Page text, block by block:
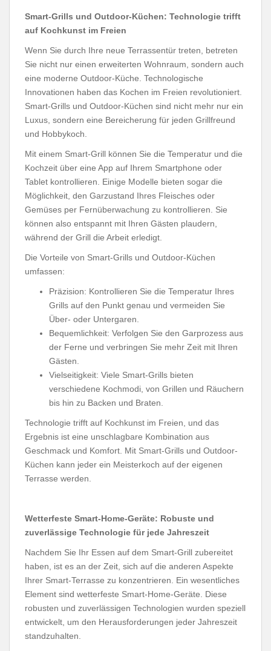
Smart-Grills und Outdoor-Küchen: Technologie trifft
auf Kochkunst im Freien
Wenn Sie durch Ihre neue Terrassentür treten, betreten
Sie nicht nur einen erweiterten Wohnraum, sondern auch
eine moderne Outdoor-Küche. Technologische
Innovationen haben das Kochen im Freien revolutioniert.
Smart-Grills und Outdoor-Küchen sind nicht mehr nur ein
Luxus, sondern eine Bereicherung für jeden Grillfreund
und Hobbykoch.
Mit einem Smart-Grill können Sie die Temperatur und die
Kochzeit über eine App auf Ihrem Smartphone oder
Tablet kontrollieren. Einige Modelle bieten sogar die
Möglichkeit, den Garzustand Ihres Fleisches oder
Gemüses per Fernüberwachung zu kontrollieren. Sie
können also entspannt mit Ihren Gästen plaudern,
während der Grill die Arbeit erledigt.
Die Vorteile von Smart-Grills und Outdoor-Küchen
umfassen:
Präzision: Kontrollieren Sie die Temperatur Ihres
Grills auf den Punkt genau und vermeiden Sie
Über- oder Untergaren.
Bequemlichkeit: Verfolgen Sie den Garprozess aus
der Ferne und verbringen Sie mehr Zeit mit Ihren
Gästen.
Vielseitigkeit: Viele Smart-Grills bieten
verschiedene Kochmodi, von Grillen und Räuchern
bis hin zu Backen und Braten.
Technologie trifft auf Kochkunst im Freien, und das
Ergebnis ist eine unschlagbare Kombination aus
Geschmack und Komfort. Mit Smart-Grills und Outdoor-
Küchen kann jeder ein Meisterkoch auf der eigenen
Terrasse werden.
Wetterfeste Smart-Home-Geräte: Robuste und
zuverlässige Technologie für jede Jahreszeit
Nachdem Sie Ihr Essen auf dem Smart-Grill zubereitet
haben, ist es an der Zeit, sich auf die anderen Aspekte
Ihrer Smart-Terrasse zu konzentrieren. Ein wesentliches
Element sind wetterfeste Smart-Home-Geräte. Diese
robusten und zuverlässigen Technologien wurden speziell
entwickelt, um den Herausforderungen jeder Jahreszeit
standzuhalten.